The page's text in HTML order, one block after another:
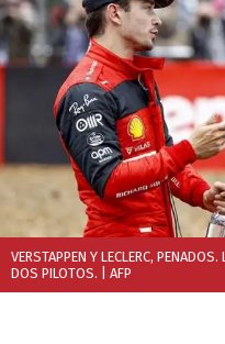
VERSTAPPEN Y LECLERC,
DOS PILOTOS. | AFP